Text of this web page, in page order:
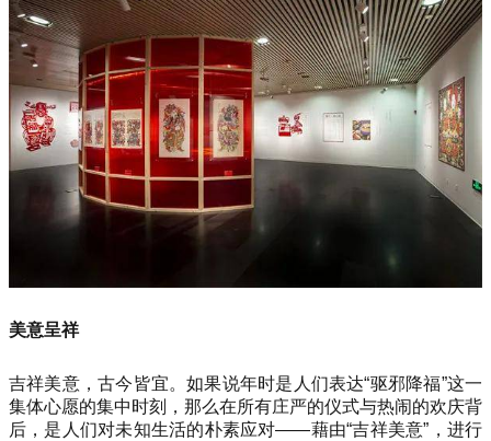
美意呈祥
吉祥美意，古今皆宜。如果说年时是人们表达“驱邪降福”这一
集体心愿的集中时刻，那么在所有庄严的仪式与热闹的欢庆背
后，是人们对未知生活的朴素应对——藉由“吉祥美意”，进行